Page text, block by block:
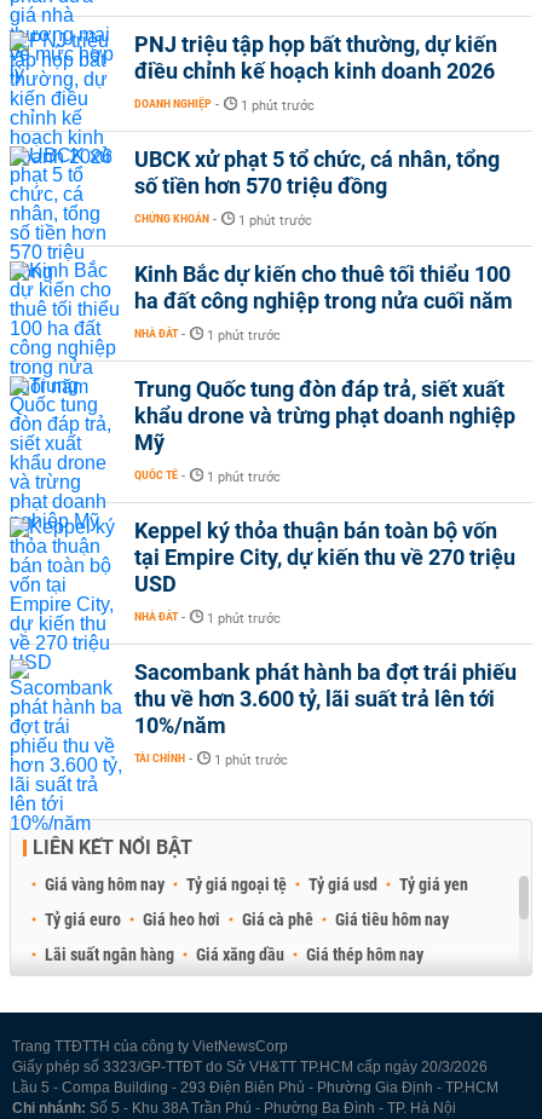
PNJ triệu tập họp bất thường, dự kiến
điều chỉnh kế hoạch kinh doanh 2026
DOANH NGHIỆP - 1 phút trước
UBCK xử phạt 5 tổ chức, cá nhân, tổng
số tiền hơn 570 triệu đồng
CHỨNG KHOÁN - 1 phút trước
Kinh Bắc dự kiến cho thuê tối thiểu 100
ha đất công nghiệp trong nửa cuối năm
NHÀ ĐẤT - 1 phút trước
Trung Quốc tung đòn đáp trả, siết xuất
khẩu drone và trừng phạt doanh nghiệp
Mỹ
QUỐC TẾ - 1 phút trước
Keppel ký thỏa thuận bán toàn bộ vốn
tại Empire City, dự kiến thu về 270 triệu
USD
NHÀ ĐẤT - 1 phút trước
Sacombank phát hành ba đợt trái phiếu
thu về hơn 3.600 tỷ, lãi suất trả lên tới
10%/năm
TÀI CHÍNH - 1 phút trước
LIÊN KẾT NỔI BẬT
Giá vàng hôm nay Tỷ giá ngoại tệ Tỷ giá usd
Tỷ giá yen
Tỷ giá euro
Giá heo hơi Giá cà phê
Giá tiêu hôm nay
Lãi suất ngân hàng
Giá xăng dầu
Giá thép hôm nay
Trang TTĐTTH của công ty VietNewsCorp
Giấy phép số 3323/GP-TTĐT do Sở VH&TT TP.HCM cấp ngày 20/3/2026
Lầu 5 - Compa Building - 293 Điện Biên Phủ - Phường Gia Định - TP.HCM
Chi nhánh: Số 5 - Khu 38A Trần Phú - Phường Ba Đình - TP. Hà Nội